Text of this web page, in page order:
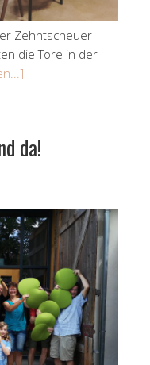
Zehntscheuer
die Tore in der
da!